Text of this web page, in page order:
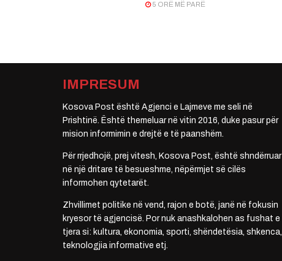
5 ORË MË PARË
IMPRESUM
Kosova Post është Agjenci e Lajmeve me seli në
Prishtinë. Është themeluar në vitin 2016, duke pasur për
mision informimin e drejtë e të paanshëm.
Për rrjedhojë, prej vitesh, Kosova Post, është shndërruar
në një dritare të besueshme, nëpërmjet së cilës
informohen qytetarët.
Zhvillimet politike në vend, rajon e botë, janë në fokusin
kryesor të agjencisë. Por nuk anashkalohen as fushat e
tjera si: kultura, ekonomia, sporti, shëndetësia, shkenca,
teknologjia informative etj.